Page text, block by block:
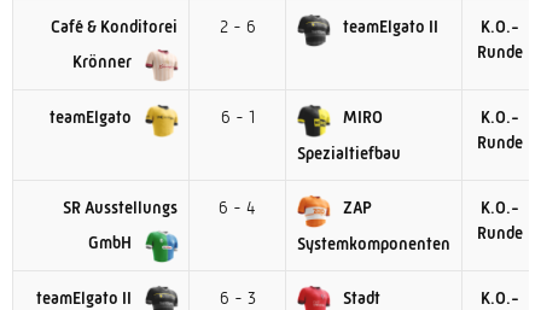
Café & Konditorei
Krönner
2 - 6 teamElgato II
K.O.-
Runde
teamElgato 6 - 1
MIRO
Spezialtiefbau
K.O.-
Runde
SR Ausstellungs
GmbH
6 - 4
ZAP
Systemkomponenten
K.O.-
Runde
teamElgato II 6 - 3
Stadt
K.O.-